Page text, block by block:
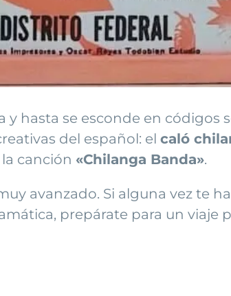
hasta se esconde en códigos
del español: el caló
canción «Chilanga Banda».
avanzado. Si alguna vez te
prepárate para un viaje